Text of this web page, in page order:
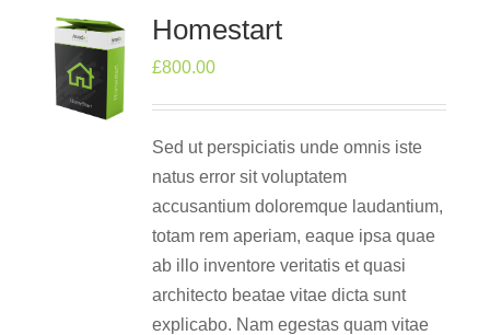
Homestart
£800.00
Sed ut perspiciatis unde omnis iste
natus error sit voluptatem
accusantium doloremque laudantium,
totam rem aperiam, eaque ipsa quae
ab illo inventore veritatis et quasi
architecto beatae vitae dicta sunt
explicabo. Nam egestas quam vitae